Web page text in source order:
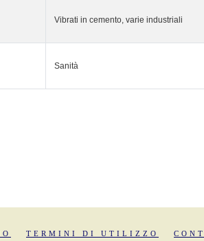
Vibrati in cemento, varie industriali
Sanità
TERMINI DI UTILIZZO